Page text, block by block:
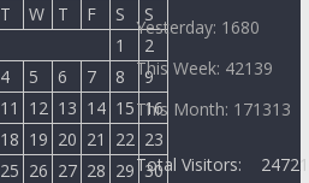
T W T F S
S
1
2
4 5 6 7 8
9
11 12 13 14 15 16
18 19 20 21 22 23
25 26 27 28 29 30
Yesterday: 1680
This Week: 42139
This Month: 171313
Total Visitors: